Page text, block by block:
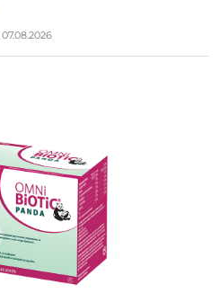
07.08.2026